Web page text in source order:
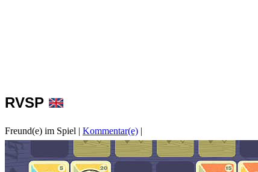
RVSP
Freund(e) im Spiel | Kommentar(e) |